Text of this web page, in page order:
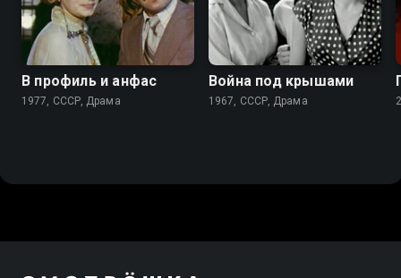
6.6
В профиль и анфас
1977, СССР, Драма
6.2
Война под крышами
1967, СССР, Драма